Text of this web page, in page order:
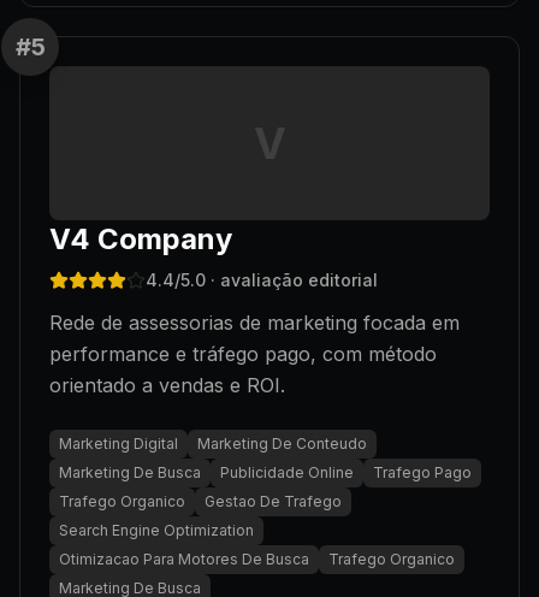
#5
V
V4 Company
4.4/5.0 · avaliação editorial
Rede de assessorias de marketing focada em
performance e tráfego pago, com método
orientado a vendas e ROI.
Marketing Digital
Marketing De Conteudo
Marketing De Busca
Publicidade Online
Trafego Pago
Trafego Organico
Gestao De Trafego
Search Engine Optimization
Otimizacao Para Motores De Busca
Trafego Organico
Marketing De Busca